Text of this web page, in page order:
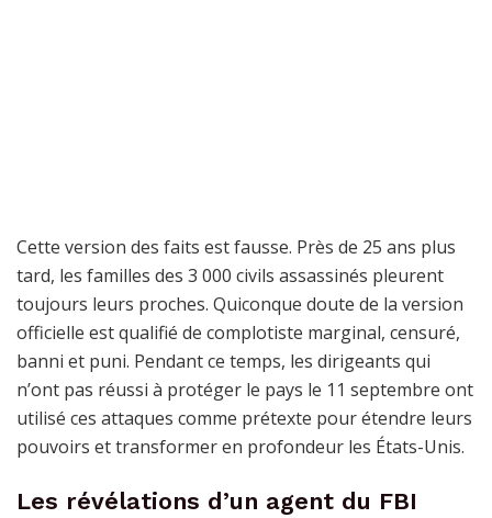
Cette version des faits est fausse. Près de 25 ans plus
tard, les familles des 3 000 civils assassinés pleurent
toujours leurs proches. Quiconque doute de la version
officielle est qualifié de complotiste marginal, censuré,
banni et puni. Pendant ce temps, les dirigeants qui
n’ont pas réussi à protéger le pays le 11 septembre ont
utilisé ces attaques comme prétexte pour étendre leurs
pouvoirs et transformer en profondeur les États-Unis.
Les révélations d’un agent du FBI